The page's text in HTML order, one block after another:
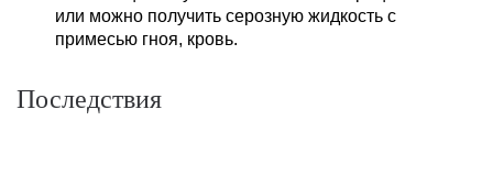
или можно получить серозную жидкость с
примесью гноя, кровь.
Последствия